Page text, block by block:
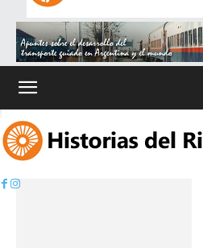
Inicio
Etiqueta: Ferrobus